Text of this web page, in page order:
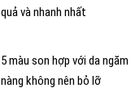
quả và nhanh nhất
5 màu son hợp với da
nàng không nên bỏ lỡ